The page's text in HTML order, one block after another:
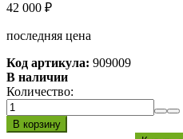
42 000 ₽
последняя цена
Код артикула: 909009
В наличии
Количество: